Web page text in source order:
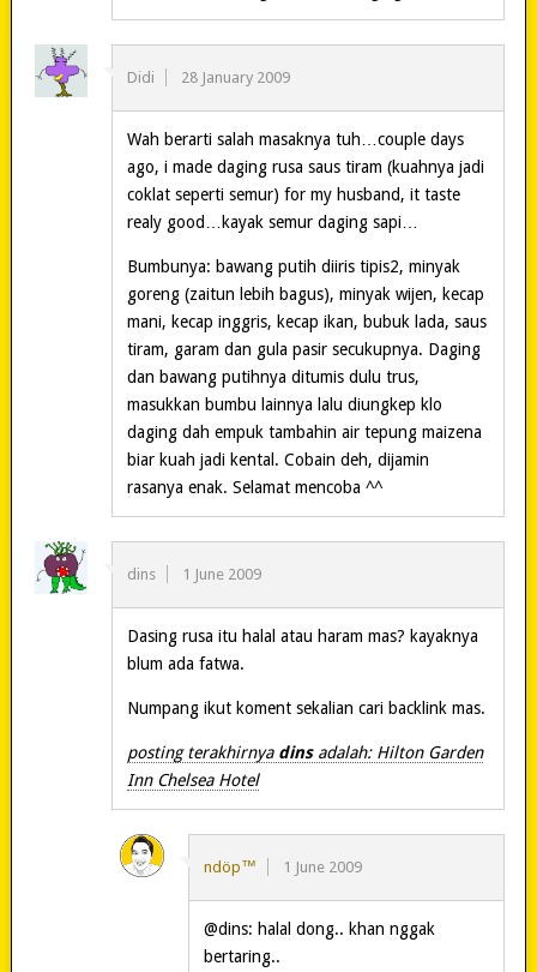
Didi 28 January 2009
Wah berarti salah masaknya tuh…couple days
ago, i made daging rusa saus tiram (kuahnya jadi
coklat seperti semur) for my husband, it taste
realy good…kayak semur daging sapi…
Bumbunya: bawang putih diiris tipis2, minyak
goreng (zaitun lebih bagus), minyak wijen, kecap
mani, kecap inggris, kecap ikan, bubuk lada, saus
tiram, garam dan gula pasir secukupnya. Daging
dan bawang putihnya ditumis dulu trus,
masukkan bumbu lainnya lalu diungkep klo
daging dah empuk tambahin air tepung maizena
biar kuah jadi kental. Cobain deh, dijamin
rasanya enak. Selamat mencoba ^^
dins 1 June 2009
Dasing rusa itu halal atau haram mas? kayaknya
blum ada fatwa.
Numpang ikut koment sekalian cari backlink mas.
posting terakhirnya dins adalah: Hilton Garden
Inn Chelsea Hotel
ndöp™ 1 June 2009
@dins: halal dong.. khan nggak
bertaring..